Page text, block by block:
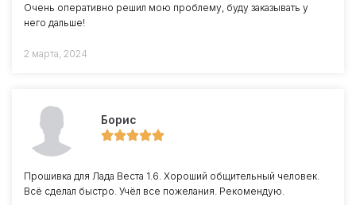
Очень оперативно решил мою проблему, буду заказывать у
него дальше!
2 марта, 2024
Борис
Прошивка для Лада Веста 1.6. Хороший общительный человек.
Всё сделал быстро. Учёл все пожелания. Рекомендую.